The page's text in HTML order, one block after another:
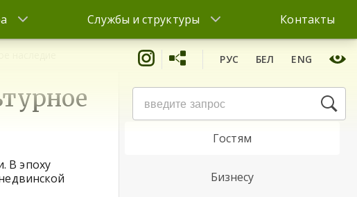
Службы и структуры Контакты
РУС БЕЛ ENG
наследие
В эпоху
Жителям
Гостям
Бизнесу